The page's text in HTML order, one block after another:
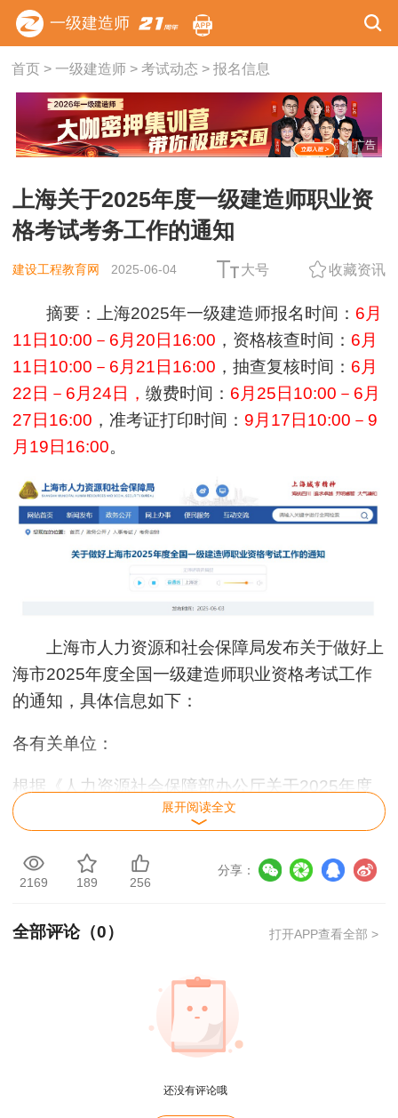
一级建造师
首页> 一级建造师> 考试动态 > 报名信息
广告
上海关于2025年度一级建造师职业资
格考试考务工作的通知
建设工程教育网 2025-06-04 大号 收藏资讯
摘要：上海2025年一级建造师报名时间： 6月
11日10:00－6月20日16:00 ，资格核查时间： 6月
11日10:00－6月21日16:00 ，抽查复核时间： 6月
22日－6月24日，缴费时间： 6月25日10:00－6月
27日16:00 ，准考证打印时间： 9月17日10:00－9
月19日16:00。
上海市人力资源和社会保障局发布关于做好上
海市2025年度全国一级建造师职业资格考试工作
的通知，具体信息如下：
各有关单位：
根据《人力资源社会保障部办公厅关于2025年度
专业技术人员职业资格考试工作计划及有关事项的
实际，现将上海市2025年度全国一级建造师职业
资格考试有关事宜通知如下：
一、考务工作安排
展开阅读全文
2169 189 256
分享：
全部评论（0） 打开APP查看全部 >
还没有评论哦